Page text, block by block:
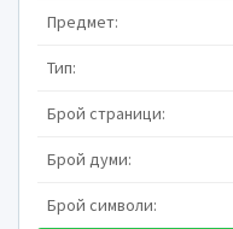
Предмет:
Тип:
Брой страници:
Брой думи:
Брой символи: